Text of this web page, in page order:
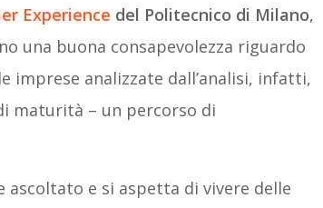
Experience del Politecnico di Milano,
una buona consapevolezza riguardo
imprese analizzate dall’analisi, infatti,
maturità – un percorso di
ascoltato e si aspetta di vivere delle